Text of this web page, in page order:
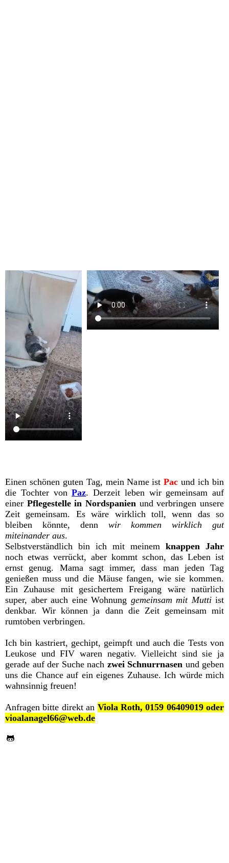
Einen schönen guten Tag, mein Name istPacund ich bin
die Tochter vonPaz. Derzeit leben wir gemeinsam auf
einer Pflegestelle in Nordspanien und verbringen unsere
Zeit gemeinsam. Es wäre wirklich toll, wenn das so
bleiben könnte, denn wir kommen wirklich gut
miteinander aus.
Selbstverständlich bin ich mit meinem knappen Jahr
noch etwas verrückt, aber kommt schon, das Leben ist
ernst genug. Mama sagt immer, dass man jeden Tag
genießen muss und die Mäuse fangen, wie sie kommen.
Ein Zuhause mit gesichertem Freigang wäre natürlich
super, aber auch eine Wohnung gemeinsam mit Muttiist
denkbar. Wir können ja dann die Zeit gemeinsam mit
rumtoben verbringen.
Ich bin kastriert, gechipt, geimpft und auch die Tests von
Leukose und FIV waren negativ. Vielleicht sind sie ja
gerade auf der Suche nach zwei Schnurrnasen und geben
uns die Chance auf ein eigenes Zuhause. Ich würde mich
wahnsinnig freuen!
Anfragen bitte direkt an Viola Roth, 0159 06409019 oder
vioalanagel66@web.de